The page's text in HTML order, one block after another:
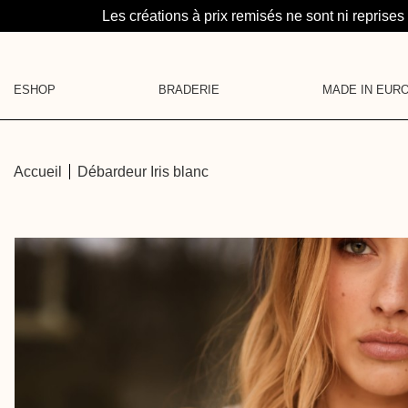
Les créations à prix remisés ne sont ni reprises
ESHOP
CHEMISES
PANTALONS & SHORTS
BRADERIE MADE IN
LA SUITE : UN
Accueil Débardeur Iris blanc